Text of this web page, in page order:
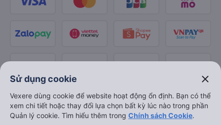
Sử dụng cookie close
Vexere dùng cookie để website hoạt động ổn định. Bạn có thể
xem chi tiết hoặc thay đổi lựa chọn bất kỳ lúc nào trong phần
Quản lý cookie. Tìm hiểu thêm trong Chính sách Cookie.